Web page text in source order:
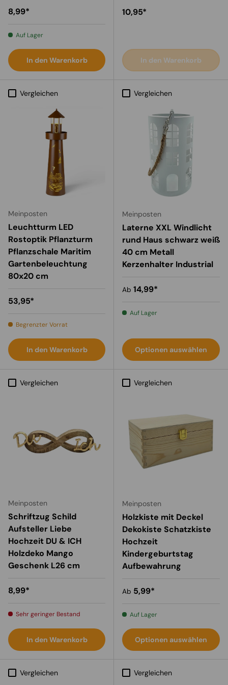
Normaler Preis
8,99*
Auf Lager
In den Warenkorb
Normaler Preis
10,95*
In den Warenkorb
Vergleichen
Meinposten
Leuchtturm LED
Rostoptik Pflanzturm
Pflanzschale Maritim
Gartenbeleuchtung
80x20 cm
Normaler Preis
53,95*
Begrenzter Vorrat
In den Warenkorb
Vergleichen
Meinposten
Laterne XXL Windlicht
rund Haus schwarz weiß
40 cm Metall
Kerzenhalter Industrial
Normaler Preis
Ab 14,99*
Auf Lager
Optionen auswählen
Vergleichen
Meinposten
Schriftzug Schild
Aufsteller Liebe
Hochzeit DU & ICH
Holzdeko Mango
Geschenk L26 cm
Normaler Preis
8,99*
Sehr geringer Bestand
In den Warenkorb
Vergleichen
Meinposten
Holzkiste mit Deckel
Dekokiste Schatzkiste
Hochzeit
Kindergeburtstag
Aufbewahrung
Normaler Preis
Ab 5,99*
Auf Lager
Optionen auswählen
Vergleichen Vergleichen